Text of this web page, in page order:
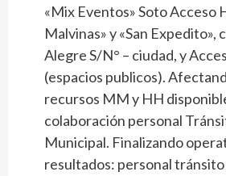
«Mix Eventos» Soto Acceso
Malvinas» y «San Expedito»,
Alegre S/N° – ciudad, y
(espacios publicos).
recursos MM y HH
colaboración personal
Municipal. Finalizando
resultados: personal